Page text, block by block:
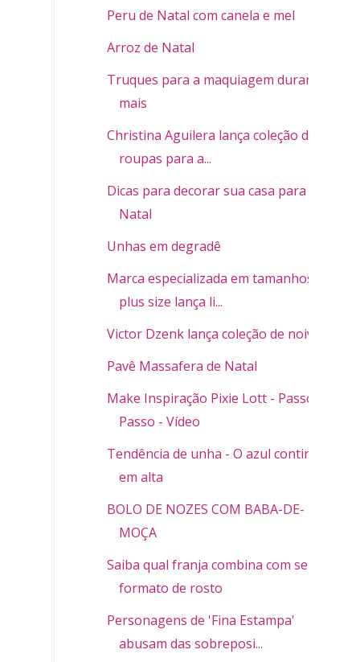
Peru de Natal com canela e mel
Arroz de Natal
Truques para a maquiagem durar
mais
Christina Aguilera lança coleção de
roupas para a...
Dicas para decorar sua casa para o
Natal
Unhas em degradê
Marca especializada em tamanhos
plus size lança li...
Victor Dzenk lança coleção de noivas
Pavê Massafera de Natal
Make Inspiração Pixie Lott - Passo a
Passo - Vídeo
Tendência de unha - O azul continua
em alta
BOLO DE NOZES COM BABA-DE-
MOÇA
Saiba qual franja combina com seu
formato de rosto
Personagens de 'Fina Estampa'
abusam das sobreposi...